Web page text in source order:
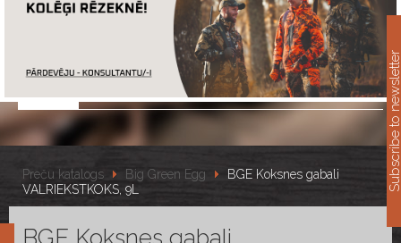
Preču katalogs Big Green Egg
BGE Koksnes gabali
VALRIEKSTKOKS, 9L
BGE Koksnes gabali
Subscribe